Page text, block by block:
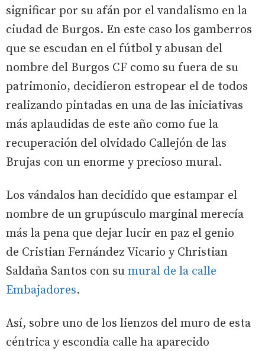
significar por su afán por el vandalismo en la
ciudad de Burgos. En este caso los gamberros
que se escudan en el fútbol y abusan del
nombre del Burgos CF como su fuera de su
patrimonio, decidieron estropear el de todos
realizando pintadas en una de las iniciativas
más aplaudidas de este año como fue la
recuperación del olvidado Callejón de las
Brujas con un enorme y precioso mural.
Los vándalos han decidido que estampar el
nombre de un grupúsculo marginal merecía
más la pena que dejar lucir en paz el genio
de Cristian Fernández Vicario y Christian
Saldaña Santos con su mural de la calle
Embajadores.
Así, sobre uno de los lienzos del muro de esta
céntrica y escondia calle ha aparecido